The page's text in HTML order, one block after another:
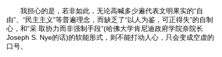
我担心的是，若非如此，无论高喊多少遍代表文明果实的“自
由”、“民主主义”等普遍理念，而缺乏了“以人为鉴，可正得失”的自制
心，和“采 取协力而非强制手段”(哈佛大学肯尼迪政府学院奈院长
Joseph S. Nye的话)的软能形式，则不能打动人心，只会变成空虚的
口号。